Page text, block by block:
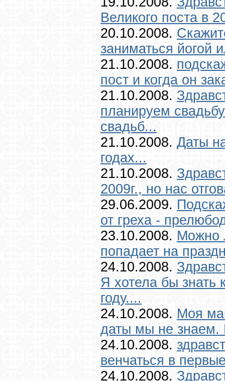
Великого поста в
20.10.2008.
заниматься йогой
21.10.2008.
пост и когда он
21.10.2008.
планируем
свадьб...
21.10.2008. Даты
годах...
21.10.2008.
2009г., но нас
29.06.2009.
от греха -
23.10.2008. Можно
попадает на
24.10.2008.
Я хотела бы знать
году....
24.10.2008. Моя
даты мы не знаем.
24.10.2008.
венчаться в
24.10.2008.